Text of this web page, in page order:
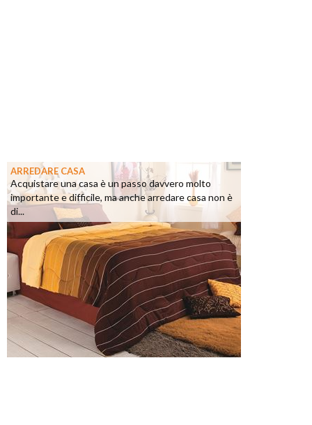
ARREDARE CASA
Acquistare una casa è un passo davvero molto
importante e difficile, ma anche arredare casa non è
di...